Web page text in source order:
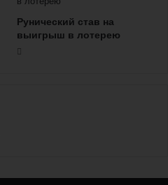
Рунический став на
выигрыш в лотерею